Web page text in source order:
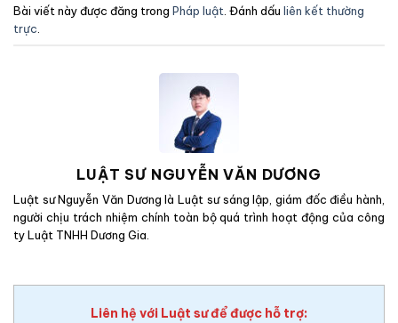
Bài viết này được đăng trong Pháp luật . Đánh dấu liên kết thường
trực
LUẬT SƯ NGUYỄN VĂN DƯƠNG
Luật sư Nguyễn Văn Dương là Luật sư sáng lập, giám đốc điều hành,
người chịu trách nhiệm chính toàn bộ quá trình hoạt động của công
ty Luật TNHH Dương Gia.
Liên hệ với Luật sư để được hỗ trợ: